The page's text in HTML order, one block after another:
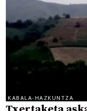
KABALA-HAZKUNTZA